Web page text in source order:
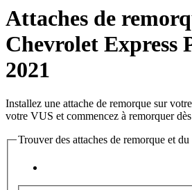
Attaches de
Chevrolet Express
2021
Installez une attache de remorque sur
votre VUS et commencez à remorquer
Trouver des attaches de remorque et du